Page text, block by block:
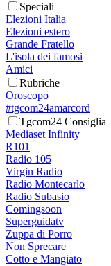
Speciali
Elezioni Italia
Elezioni estero
Grande Fratello
L'isola dei famosi
Amici
Rubriche
Oroscopo
#tgcom24amarcord
Tgcom24 Consiglia
Mediaset Infinity
R101
Radio 105
Virgin Radio
Radio Montecarlo
Radio Subasio
Comingsoon
Superguidatv
Zuppa di Porro
Non Sprecare
Cotto e Mangiato